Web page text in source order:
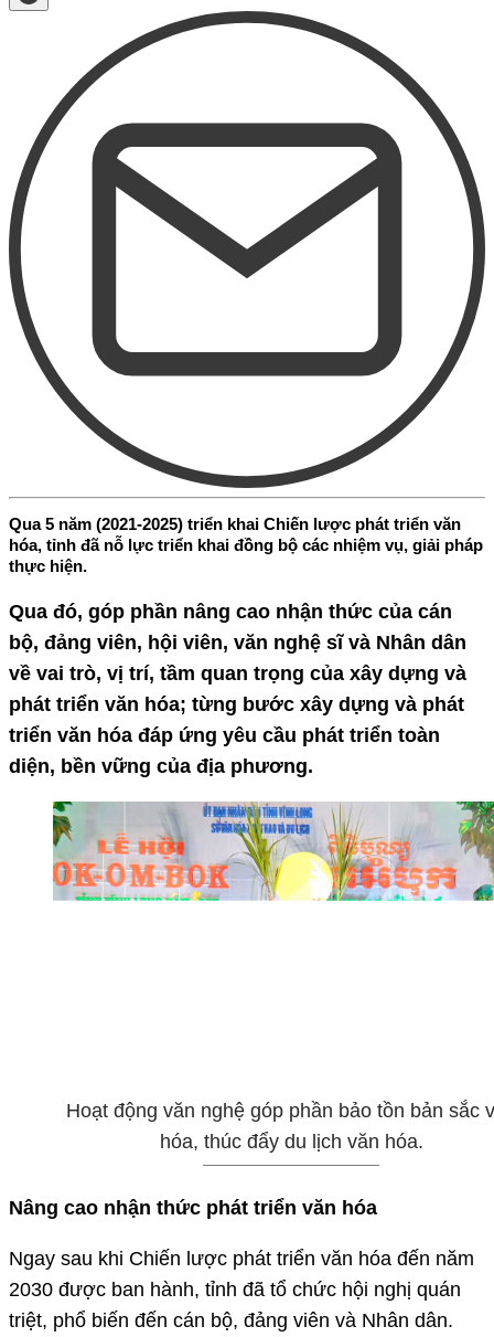
Qua 5 năm (2021-2025) triển khai Chiến lược phát triển văn
hóa, tỉnh đã nỗ lực triển khai đồng bộ các nhiệm vụ, giải pháp
thực hiện.
Qua đó, góp phần nâng cao nhận thức của cán
bộ, đảng viên, hội viên, văn nghệ sĩ và Nhân dân
về vai trò, vị trí, tầm quan trọng của xây dựng và
phát triển văn hóa; từng bước xây dựng và phát
triển văn hóa đáp ứng yêu cầu phát triển toàn
diện, bền vững của địa phương.
Hoạt động văn nghệ góp phần bảo tồn bản sắc
hóa, thúc đẩy du lịch văn hóa.
Nâng cao nhận thức phát triển văn hóa
Ngay sau khi Chiến lược phát triển văn hóa đến năm
2030 được ban hành, tỉnh đã tổ chức hội nghị quán
triệt, phổ biến đến cán bộ, đảng viên và Nhân dân.